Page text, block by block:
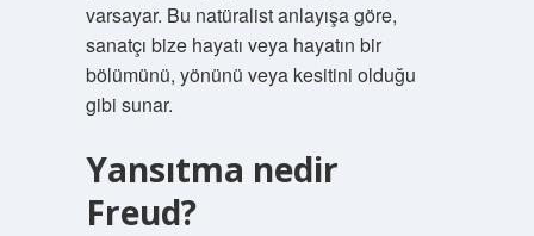
varsayar. Bu natüralist anlayışa göre,
sanatçı bize hayatı veya hayatın bir
bölümünü, yönünü veya kesitini olduğu
gibi sunar.
Yansıtma nedir
Freud?